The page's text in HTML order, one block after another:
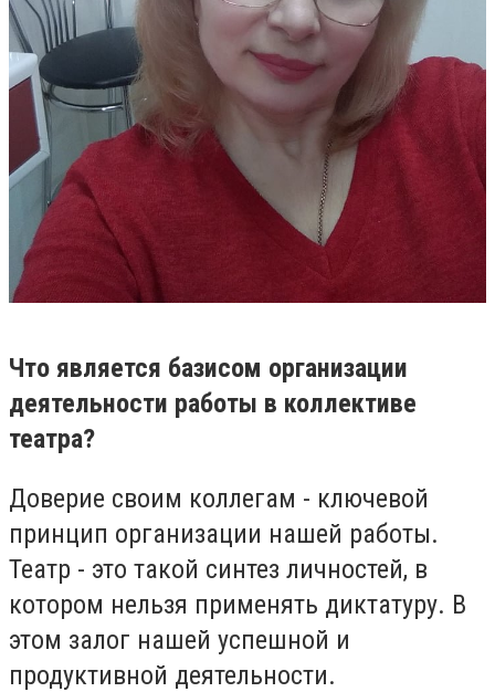
Что является базисом организации
деятельности работы в коллективе
театра?
Доверие своим коллегам - ключевой
принцип организации нашей работы.
Театр - это такой синтез личностей, в
котором нельзя применять диктатуру. В
этом залог нашей успешной и
продуктивной деятельности.